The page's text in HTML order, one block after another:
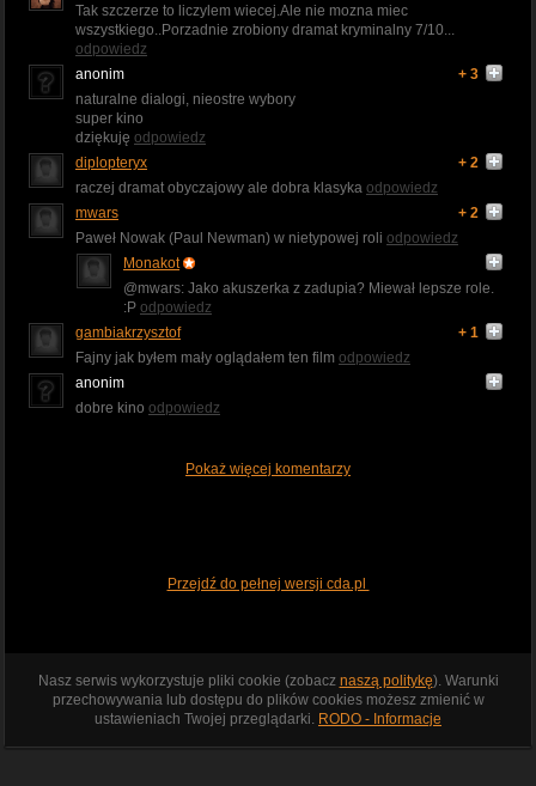
Tak szczerze to liczylem wiecej.Ale nie mozna miec
wszystkiego..Porzadnie zrobiony dramat kryminalny 7/10...
odpowiedz
anonim
+ 3
naturalne dialogi, nieostre wybory
super kino
dziękuję odpowiedz
diplopteryx
+ 2
raczej dramat obyczajowy ale dobra klasyka odpowiedz
mwars
+ 2
Paweł Nowak (Paul Newman) w nietypowej roli odpowiedz
Monakot
@mwars: Jako akuszerka z zadupia? Miewał lepsze role.
:P odpowiedz
gambiakrzysztof
+ 1
Fajny jak byłem mały oglądałem ten film odpowiedz
anonim
dobre kino odpowiedz
Pokaż więcej komentarzy
Przejdź do pełnej wersji cda.pl
Nasz serwis wykorzystuje pliki cookie (zobacz naszą politykę). Warunki
przechowywania lub dostępu do plików cookies możesz zmienić w
ustawieniach Twojej przeglądarki. RODO - Informacje